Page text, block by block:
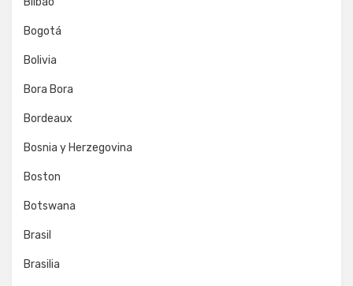
Bogotá
Bolivia
Bora Bora
Bordeaux
Bosnia y Herzegovina
Boston
Botswana
Brasil
Brasilia